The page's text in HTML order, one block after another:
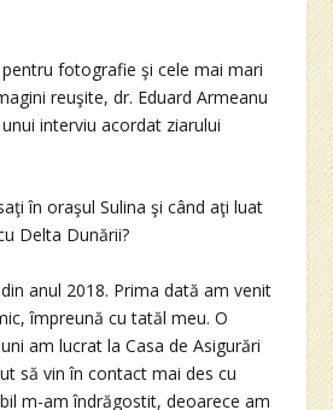
fotografie şi cele mai mari
reuşite, dr. Eduard Armeanu
interviu acordat ziarului
în oraşul Sulina şi când aţi luat
Delta Dunării?
anul 2018. Prima dată am venit
împreună cu tatăl meu. O
am lucrat la Casa de Asigurări
să vin în contact mai des cu
m-am îndrăgostit, deoarece am